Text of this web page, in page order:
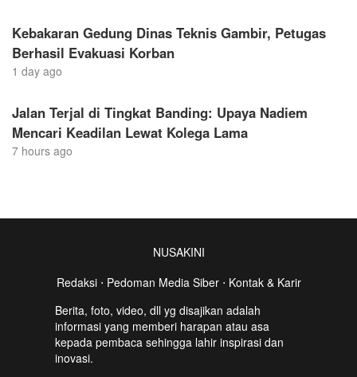
Kebakaran Gedung Dinas Teknis Gambir, Petugas
Berhasil Evakuasi Korban
1 day ago
Jalan Terjal di Tingkat Banding: Upaya Nadiem
Mencari Keadilan Lewat Kolega Lama
7 hours ago
NUSAKINI
Redaksi⋅ Pedoman Media Siber⋅ Kontak & Karir
Berita, foto, video, dll yg disajikan adalah
informasi yang memberi harapan atau asa
kepada pembaca sehingga lahir inspirasi dan
inovasi.